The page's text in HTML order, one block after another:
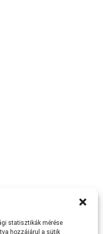
statisztikák mérése
hozzájárul a sütik